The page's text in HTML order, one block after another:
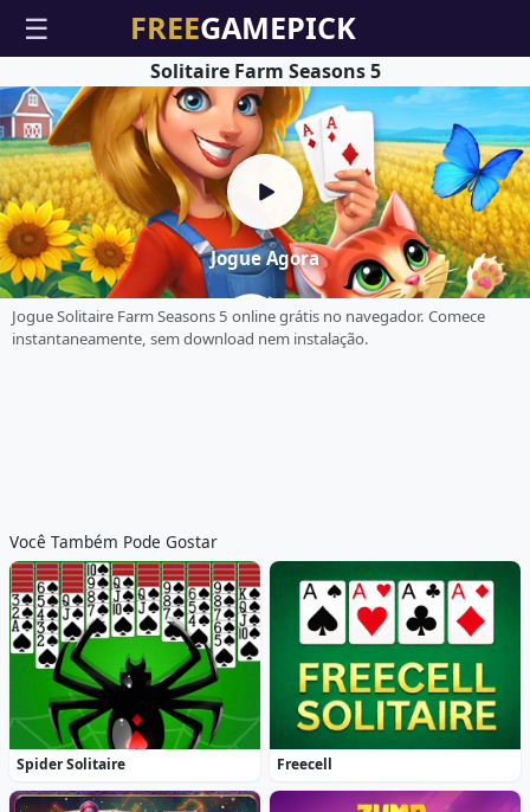
☰
Jogue Agora
Solitaire Farm Seasons 5
Jogue Solitaire Farm Seasons 5 online grátis no navegador. Comece
instantaneamente, sem download nem instalação.
Você Também Pode Gostar
Spider Solitaire Freecell